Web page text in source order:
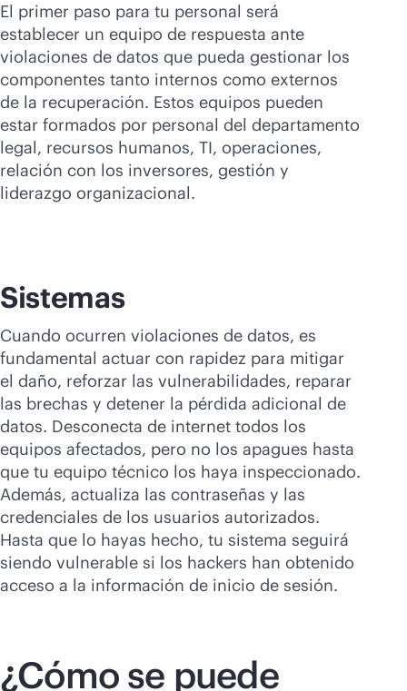
El primer paso para tu personal será
establecer un equipo de respuesta ante
violaciones de datos que pueda gestionar los
componentes tanto internos como externos
de la recuperación. Estos equipos pueden
estar formados por personal del departamento
legal, recursos humanos, TI, operaciones,
relación con los inversores, gestión y
liderazgo organizacional.
Sistemas
Cuando ocurren violaciones de datos, es
fundamental actuar con rapidez para mitigar
el daño, reforzar las vulnerabilidades, reparar
las brechas y detener la pérdida adicional de
datos. Desconecta de internet todos los
equipos afectados, pero no los apagues hasta
que tu equipo técnico los haya inspeccionado.
Además, actualiza las contraseñas y las
credenciales de los usuarios autorizados.
Hasta que lo hayas hecho, tu sistema seguirá
siendo vulnerable si los hackers han obtenido
acceso a la información de inicio de sesión.
¿Cómo se puede